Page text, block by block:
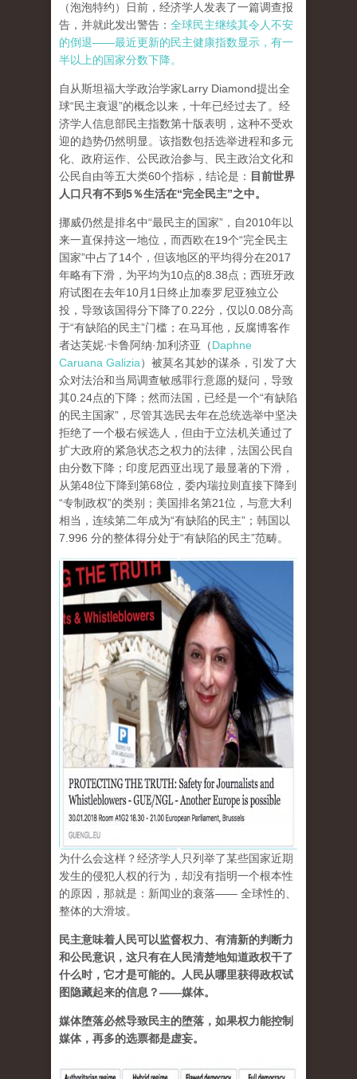
（泡泡特约）
日前，经济学人发表了一篇调查报
告，并就此发出警告： 全球民主继续其令人不安
的倒退——最近更新的民主健康指数显示，有一
半以上的国家分数下降。
自从斯坦福大学政治学家Larry Diamond提出全
球“民主衰退”的概念以来，十年已经过去了。经
济学人信息部民主指数第十版表明，这种不受欢
迎的趋势仍然明显。该指数包括选举进程和多元
化、政府运作、公民政治参与、民主政治文化和
公民自由等五大类60个指标，结论是： 目前世界
人口只有不到5％生活在“完全民主”之中。
挪威仍然是排名中“最民主的国家”，自2010年以
来一直保持这一地位，而西欧在19个“完全民主
国家”中占了14个，但该地区的平均得分在2017
年略有下滑，为平均为10点的8.38点；西班牙政
府试图在去年10月1日终止加泰罗尼亚独立公
投，导致该国得分下降了0.22分，仅以0.08分高
于“有缺陷的民主”门槛；在马耳他，反腐博客作
者达芙妮·卡鲁阿纳·加利济亚（Daphne
Caruana Galizia）被莫名其妙的谋杀，引发了大
众对法治和当局调查敏感罪行意愿的疑问，导致
其0.24点的下降；然而法国，已经是一个“有缺陷
的民主国家”，尽管其选民去年在总统选举中坚决
拒绝了一个极右候选人，但由于立法机关通过了
扩大政府的紧急状态之权力的法律，法国公民自
由分数下降；印度尼西亚出现了最显著的下滑，
从第48位下降到第68位，委内瑞拉则直接下降到
“专制政权”的类别；美国排名第21位，与意大利
相当，连续第二年成为“有缺陷的民主”；韩国以
7.996 分的整体得分处于“有缺陷的民主”范畴。
为什么会这样？经济学人只列举了某些国家近期
发生的侵犯人权的行为，却没有指明一个根本性
的原因，那就是：新闻业的衰落—— 全球性的、
整体的大滑坡。
民主意味着人民可以监督权力、有清新的判断力
和公民意识，这只有在人民清楚地知道政权干了
什么时，它才是可能的。人民从哪里获得政权试
图隐藏起来的信息？——媒体。
媒体堕落必然导致民主的堕落，如果权力能控制
媒体，再多的选票都是虚妄。